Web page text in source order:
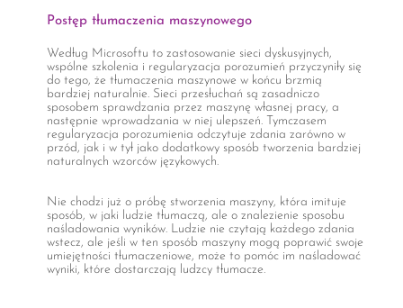
Postęp tłumaczenia maszynowego
Według Microsoftu to zastosowanie sieci dyskusyjnych,
wspólne szkolenia i regularyzacja porozumień przyczyniły się
do tego, że tłumaczenia maszynowe w końcu brzmią
bardziej naturalnie. Sieci przesłuchań są zasadniczo
sposobem sprawdzania przez maszynę własnej pracy, a
następnie wprowadzania w niej ulepszeń. Tymczasem
regularyzacja porozumienia odczytuje zdania zarówno w
przód, jak i w tył jako dodatkowy sposób tworzenia bardziej
naturalnych wzorców językowych.
Nie chodzi już o próbę stworzenia maszyny, która imituje
sposób, w jaki ludzie tłumaczą, ale o znalezienie sposobu
naśladowania wyników. Ludzie nie czytają każdego zdania
wstecz, ale jeśli w ten sposób maszyny mogą poprawić swoje
umiejętności tłumaczeniowe, może to pomóc im naśladować
wyniki, które dostarczają ludzcy tłumacze.